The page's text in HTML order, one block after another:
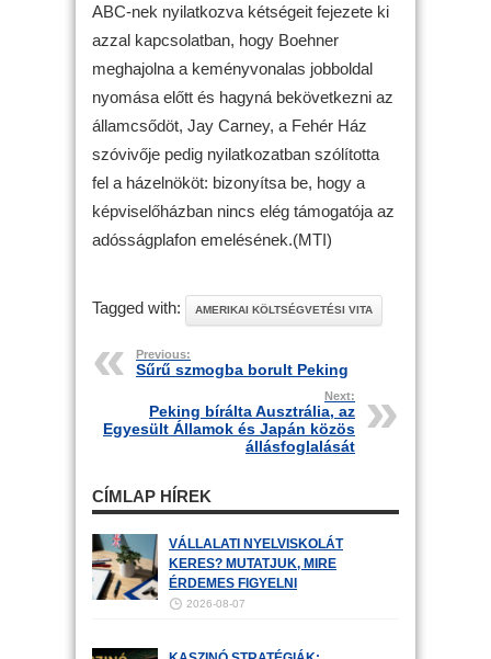
ABC-nek nyilatkozva kétségeit fejezete ki
azzal kapcsolatban, hogy Boehner
meghajolna a keményvonalas jobboldal
nyomása előtt és hagyná bekövetkezni az
államcsődöt, Jay Carney, a Fehér Ház
szóvivője pedig nyilatkozatban szólította
fel a házelnököt: bizonyítsa be, hogy a
képviselőházban nincs elég támogatója az
adósságplafon emelésének.(MTI)
Tagged with: AMERIKAI KÖLTSÉGVETÉSI VITA
Previous:
Sűrű szmogba borult Peking
Next:
Peking bírálta Ausztrália, az
Egyesült Államok és Japán közös
állásfoglalását
CÍMLAP HÍREK
VÁLLALATI NYELVISKOLÁT
KERES? MUTATJUK, MIRE
ÉRDEMES FIGYELNI
2026-08-07